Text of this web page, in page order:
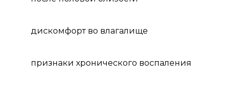
дискомфорт во влагалище
признаки хронического воспаления